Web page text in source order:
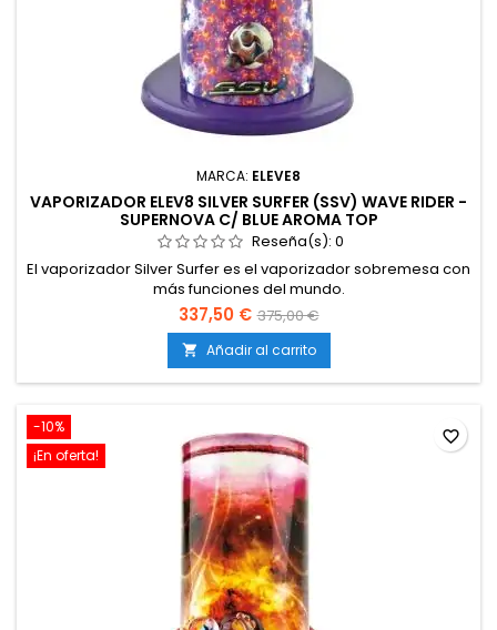
MARCA: ELEVE8
VAPORIZADOR ELEV8 SILVER SURFER (SSV) WAVE RIDER -
SUPERNOVA C/ BLUE AROMA TOP
Reseña(s): 0
El vaporizador Silver Surfer es el vaporizador sobremesa con
más funciones del mundo.
337,50 € 375,00 €
 Añadir al carrito
-10%
¡En oferta!
favorite_border